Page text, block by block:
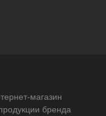
магазин
бренда